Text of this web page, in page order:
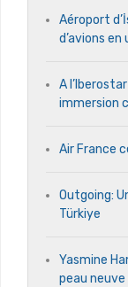
Aéroport
d’avions en
A
immersion
Air France
Outgoing:
Türkiye
Yasmine
peau